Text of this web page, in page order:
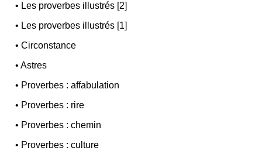
• Les proverbes illustrés [2]
• Les proverbes illustrés [1]
•Circonstance
•Astres
• Proverbes : affabulation
• Proverbes : rire
• Proverbes : chemin
• Proverbes : culture